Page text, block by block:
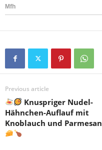
Previous article
Knuspriger Nudel-
Hähnchen-Auflauf mit
Knoblauch und Parmesan